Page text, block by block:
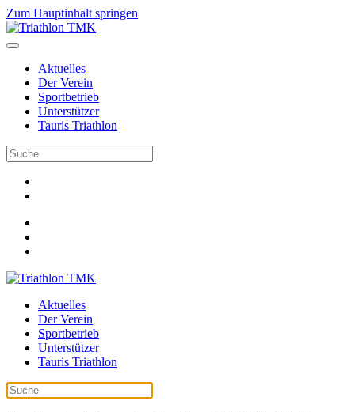
Zum Hauptinhalt springen
Aktuelles
Der Verein
Sportbetrieb
Unterstützer
Tauris Triathlon
Aktuelles
Der Verein
Sportbetrieb
Unterstützer
Tauris Triathlon